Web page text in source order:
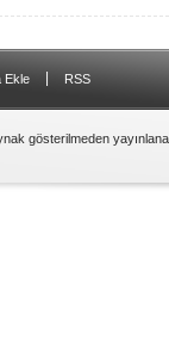
Ekle RSS
gösterilmeden